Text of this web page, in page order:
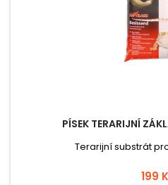
PÍSEK TERARIJNÍ
Terarijní substrát
199